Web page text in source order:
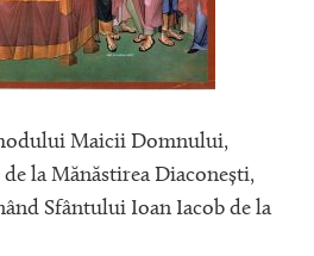
Maicii Domnului,
la Mănăstirea Diaconești,
Sfântului Ioan Iacob de la